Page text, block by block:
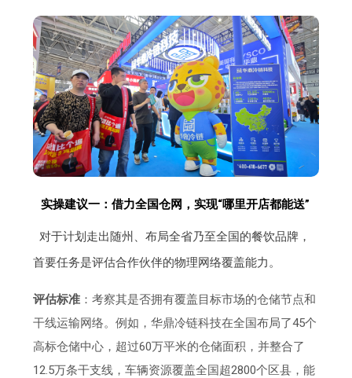
实操建议一：借力全国仓网，实现“哪里开店都能送”
对于计划走出随州、布局全省乃至全国的餐饮品牌，
首要任务是评估合作伙伴的物理网络覆盖能力。
评估标准 ：考察其是否拥有覆盖目标市场的仓储节点和
干线运输网络。例如，华鼎冷链科技在全国布局了45个
高标仓储中心，超过60万平米的仓储面积，并整合了
12.5万条干支线，车辆资源覆盖全国超2800个区县，能